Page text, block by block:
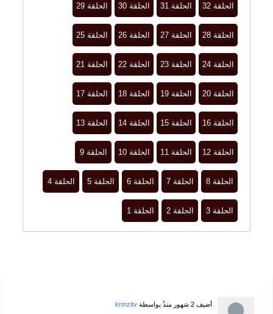
الحلقة 32 الحلقة 31 الحلقة 30 الحلقة 29
الحلقة 28 الحلقة 27 الحلقة 26 الحلقة 25
الحلقة 24 الحلقة 23 الحلقة 22 الحلقة 21
الحلقة 20 الحلقة 19 الحلقة 18 الحلقة 17
الحلقة 16 الحلقة 15 الحلقة 14 الحلقة 13
الحلقة 12 الحلقة 11 الحلقة 10 الحلقة 9
الحلقة 8 الحلقة 7 الحلقة 6 الحلقة 5 الحلقة 4
الحلقة 3 الحلقة 2 الحلقة 1
أضيف2 شهور منذُ بواسطةkrmzitv